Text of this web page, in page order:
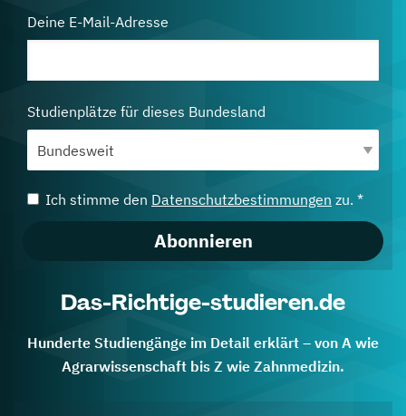
Deine E-Mail-Adresse
Studienplätze für dieses Bundesland
Ich stimme den Datenschutzbestimmungen zu. *
Abonnieren
Das-Richtige-studieren.de
Hunderte Studiengänge im Detail erklärt – von A wie
Agrarwissenschaft bis Z wie Zahnmedizin.